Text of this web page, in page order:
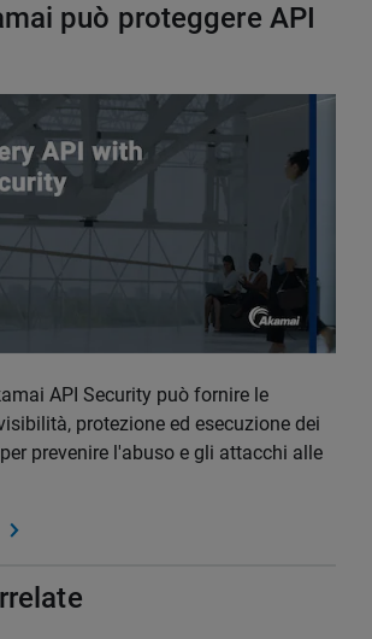
può proteggere API
API Security può fornire le
protezione ed esecuzione dei
prevenire l'abuso e gli attacchi alle